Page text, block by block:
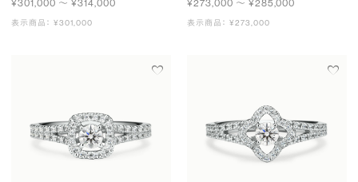
¥301,000 〜 ¥314,000
表示商品： ¥301,000
¥273,000 〜 ¥285,000
表示商品： ¥273,000